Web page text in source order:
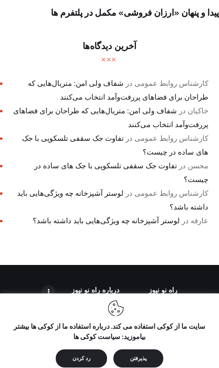
پیدا و پنهان «ارزان فروشی» مکمل در پلتفرم ها
آخرین دیدگاه‌ها
کارشناس روابط عمومی در شفاف ولی امن: متریال‌هایی که
طراحان برای فضاهای پررفت‌وآمد انتخاب می‌کنند
خاکیان در شفاف ولی امن: متریال‌هایی که طراحان برای فضاهای
پررفت‌وآمد انتخاب می‌کنند
کارشناس روابط عمومی درتفاوت جک سقفی تلسکوپی با جک
های ساده در چیست؟
محسن درتفاوت جک سقفی تلسکوپی با جک های ساده در
چیست؟
کارشناس روابط عمومی در لوستر آشپزخانه چه ویژگی‌هایی باید
داشته باشد؟
عارفه در لوستر آشپزخانه چه ویژگی‌هایی باید داشته باشد؟
راه نو نیوز درباره راه‌ نو نیوز
تمامی حقوق مطالب برای "راه نو نیوز" محفوظ است و هرگونه کپی
برداری بدون ذکر منبع ممنوع می باشد.
سایت ما از کوکی استفاده می کند. درباره استفاده ما از کوکی ها بیشتر
بیاموزید: سیاست کوکی ها
پذیرفتن رد کردن